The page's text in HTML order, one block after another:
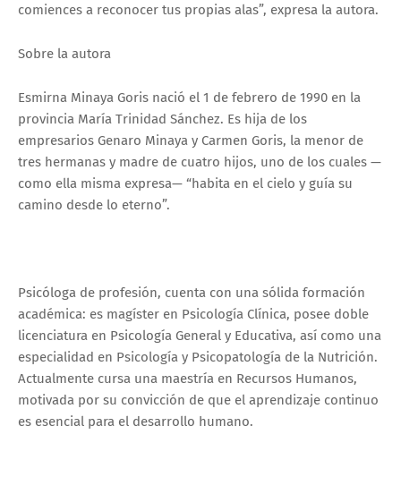
comiences a reconocer tus propias alas”, expresa la autora.
Sobre la autora
Esmirna Minaya Goris nació el 1 de febrero de 1990 en la
provincia María Trinidad Sánchez. Es hija de los
empresarios Genaro Minaya y Carmen Goris, la menor de
tres hermanas y madre de cuatro hijos, uno de los cuales —
como ella misma expresa— “habita en el cielo y guía su
camino desde lo eterno”.
Psicóloga de profesión, cuenta con una sólida formación
académica: es magíster en Psicología Clínica, posee doble
licenciatura en Psicología General y Educativa, así como una
especialidad en Psicología y Psicopatología de la Nutrición.
Actualmente cursa una maestría en Recursos Humanos,
motivada por su convicción de que el aprendizaje continuo
es esencial para el desarrollo humano.